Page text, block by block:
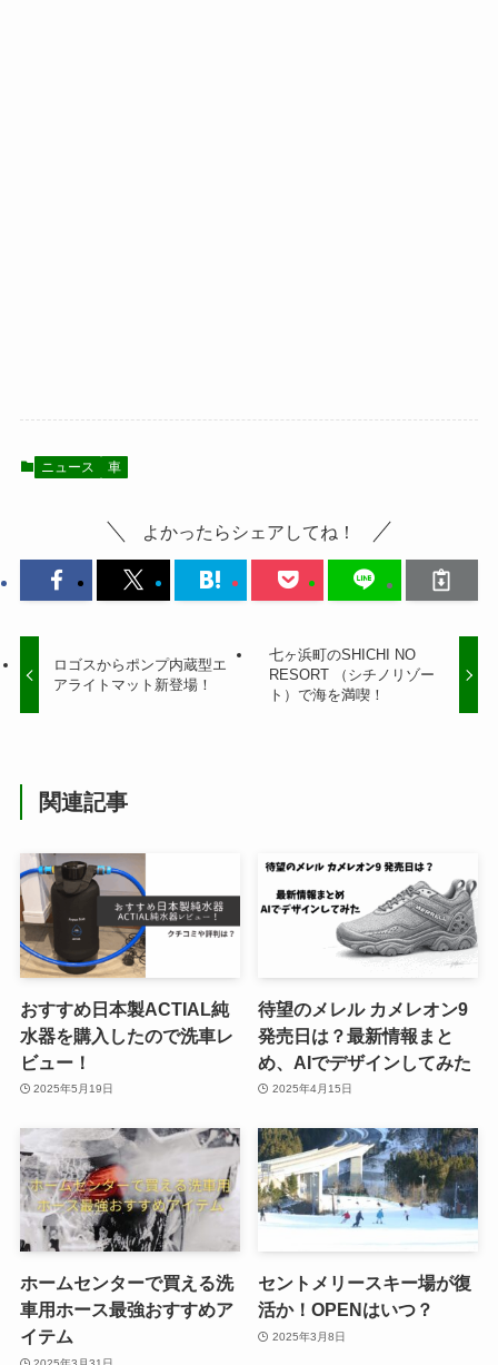
ニュース 車
よかったらシェアしてね！
ロゴスからポンプ内蔵型エ
アライトマット新登場！
七ヶ浜町のSHICHI NO
RESORT （シチノリゾー
ト）で海を満喫！
関連記事
おすすめ日本製ACTIAL純
水器を購入したので洗車レ
ビュー！
2025年5月19日
待望のメレル カメレオン9
発売日は？最新情報まと
め、AIでデザインしてみた
2025年4月15日
ホームセンターで買える洗
車用ホース最強おすすめア
イテム
セントメリースキー場が復
活か！OPENはいつ？
2025年3月8日